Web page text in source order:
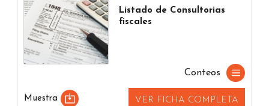
Listado de Consultorias
fiscales
Conteos
Muestra VER FICHA COMPLETA